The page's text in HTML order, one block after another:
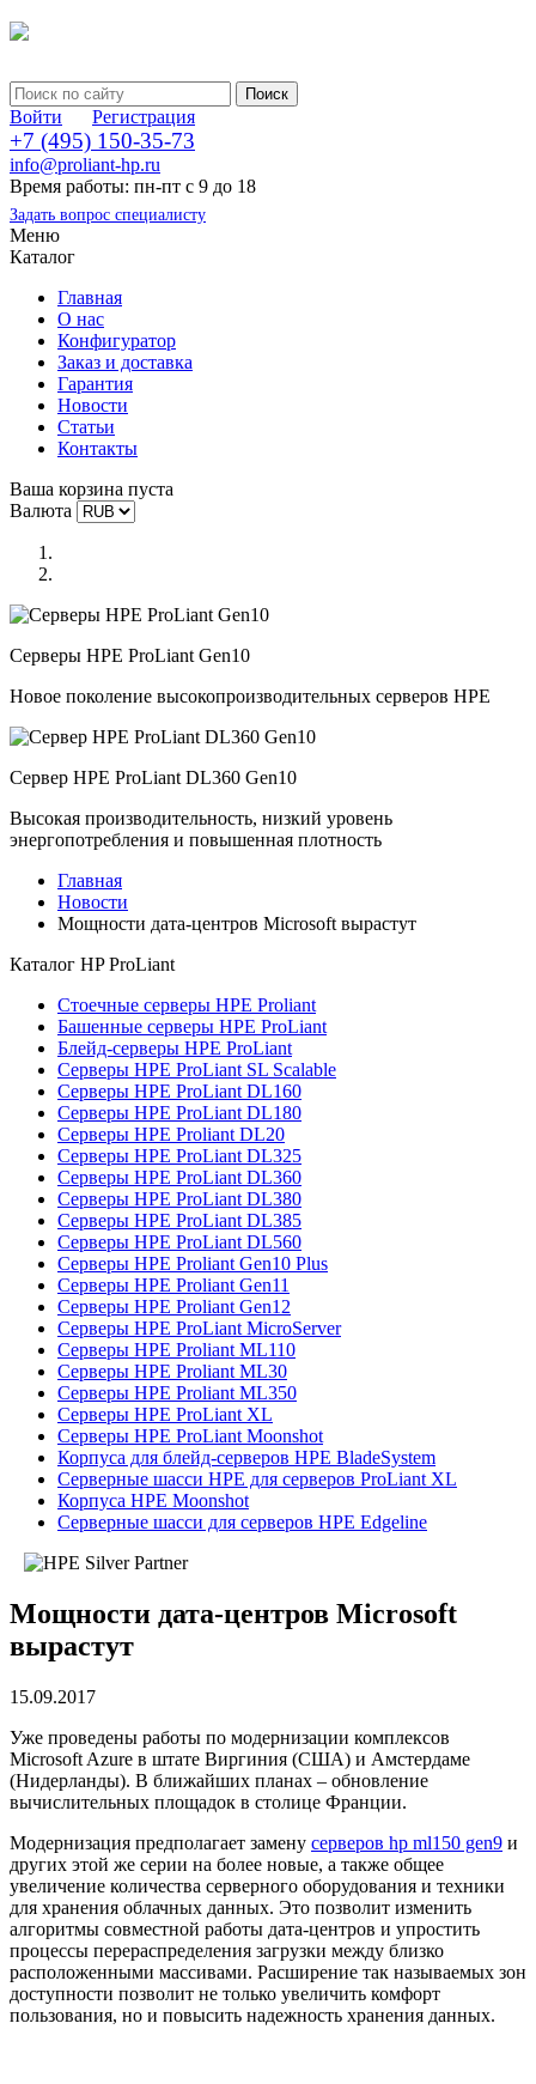
Войти Регистрация
+7 (495) 150-35-73
info@proliant-hp.ru
Время работы: пн-пт с 9 до 18
Задать вопрос специалисту
Меню
Каталог
Главная
О нас
Конфигуратор
Заказ и доставка
Гарантия
Новости
Статьи
Контакты
Ваша корзина пуста
Валюта
Серверы HPE ProLiant Gen10
Новое поколение высокопроизводительных серверов HPE
Сервер HPE ProLiant DL360 Gen10
Высокая производительность, низкий уровень
энергопотребления и повышенная плотность
Главная
Новости
Мощности дата-центров Microsoft вырастут
Каталог HP ProLiant
Стоечные серверы HPE Proliant
Башенные серверы HPE ProLiant
Блейд-серверы HPE ProLiant
Серверы HPE ProLiant SL Scalable
Серверы HPE ProLiant DL160
Серверы HPE ProLiant DL180
Серверы HPE Proliant DL20
Серверы HPE ProLiant DL325
Серверы HPE ProLiant DL360
Серверы HPE ProLiant DL380
Серверы HPE ProLiant DL385
Серверы HPE ProLiant DL560
Серверы HPE Proliant Gen10 Plus
Серверы HPE Proliant Gen11
Серверы HPE Proliant Gen12
Серверы HPE ProLiant MicroServer
Серверы HPE Proliant ML110
Серверы HPE Proliant ML30
Серверы HPE Proliant ML350
Серверы HPE ProLiant XL
Серверы HPE ProLiant Moonshot
Корпуса для блейд-серверов HPE BladeSystem
Серверные шасси HPE для серверов ProLiant XL
Корпуса HPE Moonshot
Серверные шасси для серверов HPE Edgeline
Мощности дата-центров Microsoft
вырастут
15.09.2017
Уже проведены работы по модернизации комплексов
Microsoft Azure в штате Виргиния (США) и Амстердаме
(Нидерланды). В ближайших планах – обновление
вычислительных площадок в столице Франции.
Модернизация предполагает замену серверов hp ml150 gen9 и
других этой же серии на более новые, а также общее
увеличение количества серверного оборудования и техники
для хранения облачных данных. Это позволит изменить
алгоритмы совместной работы дата-центров и упростить
процессы перераспределения загрузки между близко
расположенными массивами. Расширение так называемых зон
доступности позволит не только увеличить комфорт
пользования, но и повысить надежность хранения данных.